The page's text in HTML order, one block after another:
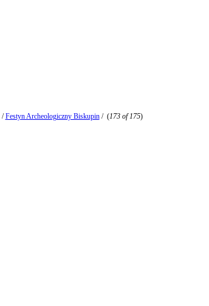
/Festyn Archeologiczny Biskupin/ (173 of 175)